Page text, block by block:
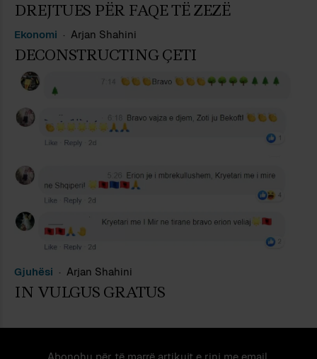
DREJTUES PËR FAQE TË ZEZË
Ekonomi Arjan Shahini
DECONSTRUCTING ÇETI
Gjuhësi Arjan Shahini
IN VULGUS GRATUS